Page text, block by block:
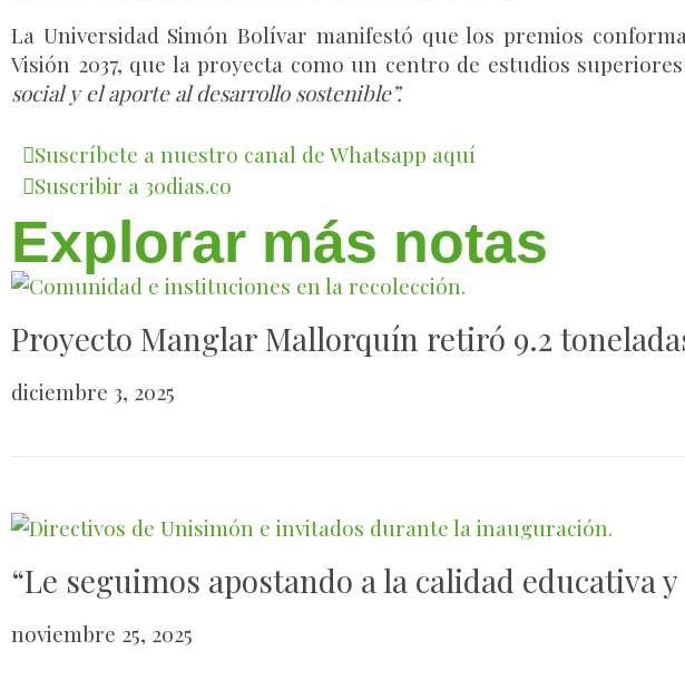
La Universidad Simón Bolívar manifestó que los premios
Visión 2037, que la proyecta como un centro de estudios
social y el aporte al desarrollo sostenible”.
Suscríbete a nuestro canal de Whatsapp aquí
Suscribir a 30dias.co
Explorar más notas
Proyecto Manglar Mallorquín retiró 9.2
diciembre 3, 2025
“Le seguimos apostando a la calidad
noviembre 25, 2025